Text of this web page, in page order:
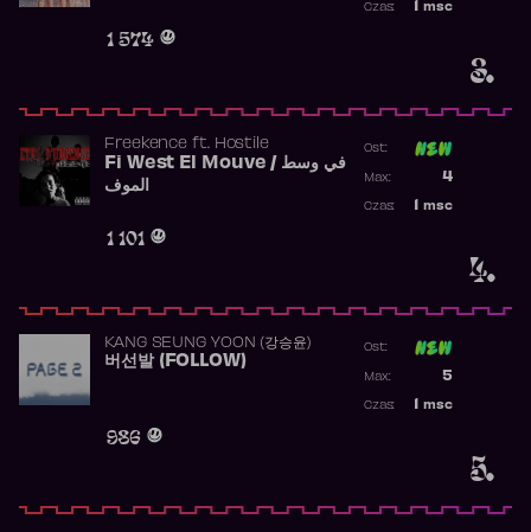
3.
1 574
msc
Czas:
4.
Freekence ft. Hostile
Fi West El Mouve / في وسط
الموف
1 101
Ost:
4
Max:
msc
Czas:
5.
KANG SEUNG YOON (강승윤)
버선발 (FOLLOW)
986
Ost:
5
Max:
msc
Czas: